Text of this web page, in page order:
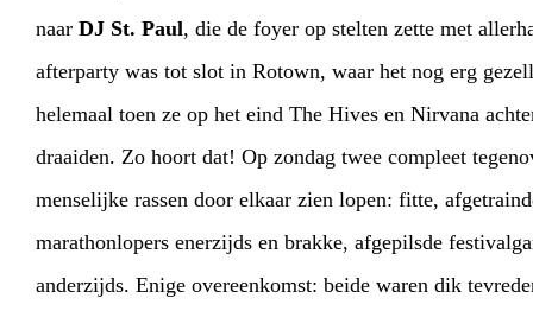
naar DJ St. Paul, die de foyer op stelten zette met allerhande hits. De
afterparty was tot slot in Rotown, waar het nog erg gezellig werd,
helemaal toen ze op het eind The Hives en Nirvana achter elkaar
draaiden. Zo hoort dat! Op zondag twee compleet tegenovergestelde
menselijke rassen door elkaar zien lopen: fitte, afgetrainde
marathonlopers enerzijds en brakke, afgepilsde festivalgangers
anderzijds. Enige overeenkomst: beide waren dik